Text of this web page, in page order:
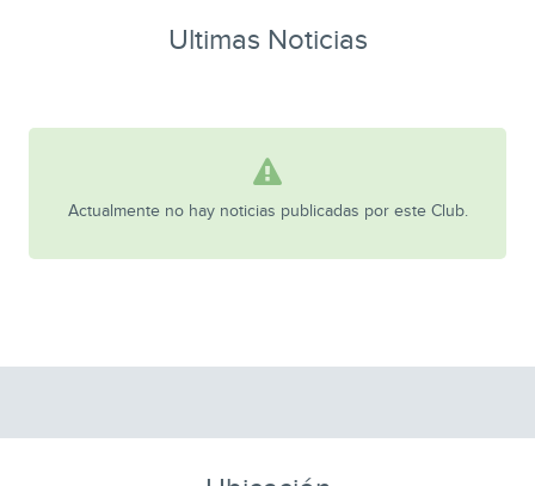
Ultimas Noticias
Actualmente no hay noticias publicadas por este Club.